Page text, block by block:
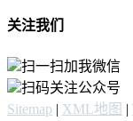
关注我们
扫一扫加我微信
扫码关注公众号
Sitemap | XML地图 |